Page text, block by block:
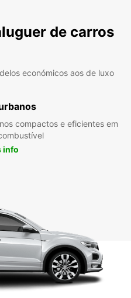
de carros
económicos aos de luxo
compactos e eficientes em
info